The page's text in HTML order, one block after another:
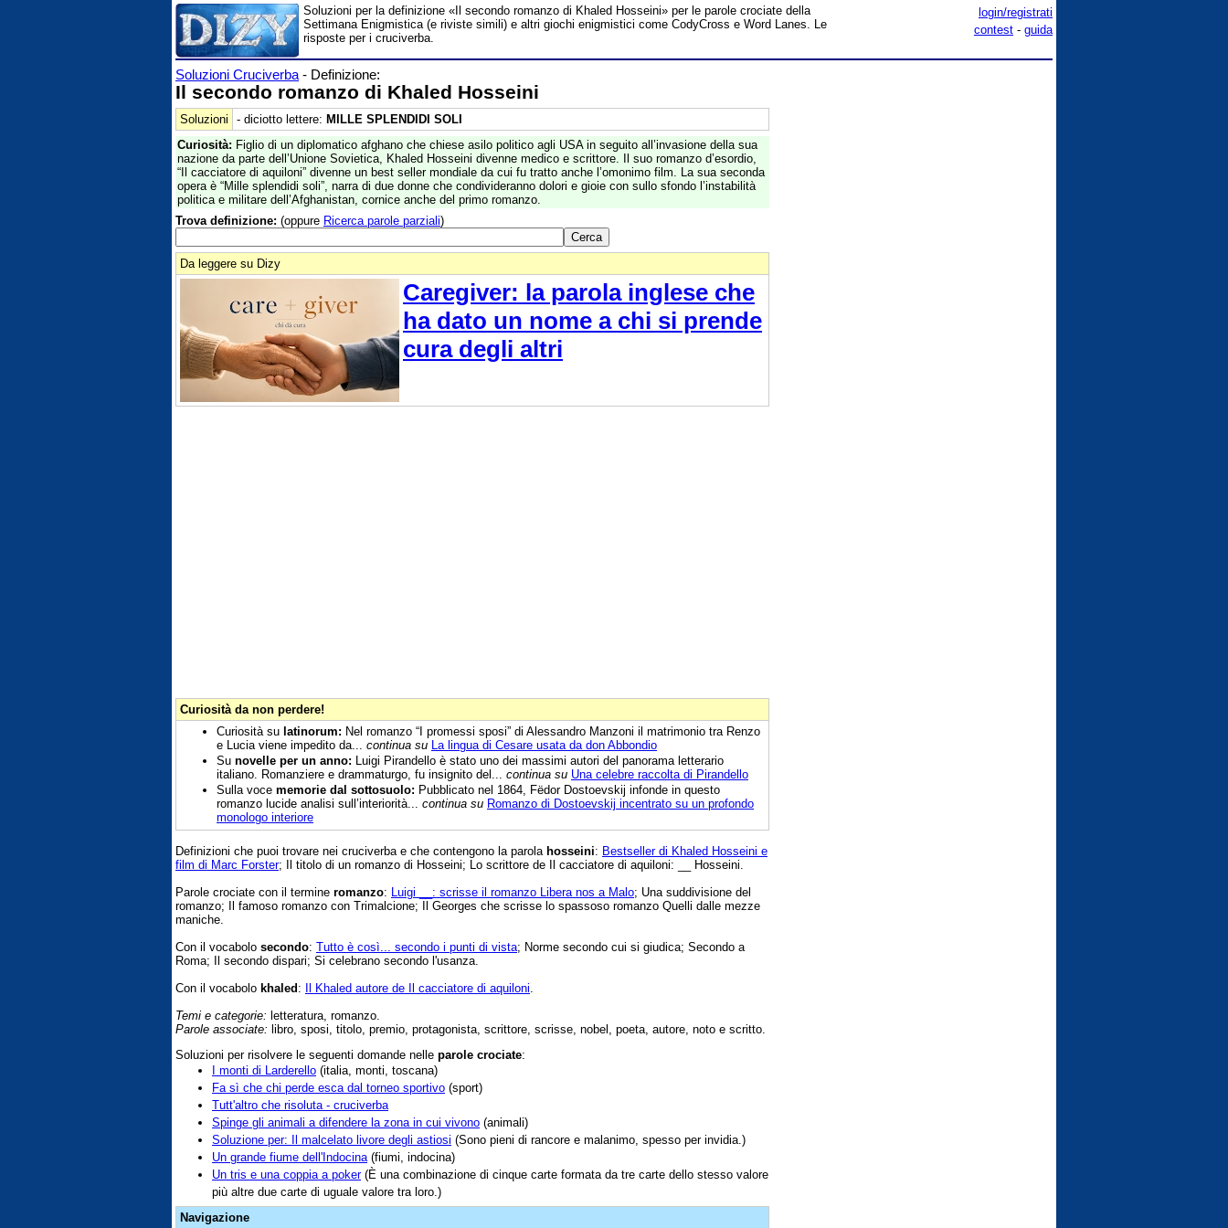
login/registrati
contest - guida
Soluzioni per la definizione «Il secondo romanzo di Khaled Hosseini» per le parole crociate della
Settimana Enigmistica (e riviste simili) e altri giochi enigmistici come CodyCross e Word Lanes. Le
risposte per i cruciverba.
Soluzioni Cruciverba - Definizione:
Il secondo romanzo di Khaled Hosseini
Soluzioni - diciotto lettere: MILLE SPLENDIDI SOLI
Curiosità: Figlio di un diplomatico afghano che chiese asilo politico agli USA in seguito all’invasione della sua
nazione da parte dell’Unione Sovietica, Khaled Hosseini divenne medico e scrittore. Il suo romanzo d’esordio,
“Il cacciatore di aquiloni” divenne un best seller mondiale da cui fu tratto anche l’omonimo film. La sua seconda
opera è “Mille splendidi soli”, narra di due donne che condivideranno dolori e gioie con sullo sfondo l’instabilità
politica e militare dell’Afghanistan, cornice anche del primo romanzo.
Trova definizione: (oppure Ricerca parole parziali)
Da leggere su Dizy
Caregiver: la parola inglese che
ha dato un nome a chi si prende
cura degli altri
Curiosità da non perdere!
Curiosità su latinorum: Nel romanzo “I promessi sposi” di Alessandro Manzoni il matrimonio tra Renzo
e Lucia viene impedito da... continua su La lingua di Cesare usata da don Abbondio
Su novelle per un anno: Luigi Pirandello è stato uno dei massimi autori del panorama letterario
italiano. Romanziere e drammaturgo, fu insignito del... continua su Una celebre raccolta di Pirandello
Sulla voce memorie dal sottosuolo: Pubblicato nel 1864, Fëdor Dostoevskij infonde in questo
romanzo lucide analisi sull’interiorità... continua su Romanzo di Dostoevskij incentrato su un profondo
monologo interiore
Definizioni che puoi trovare nei cruciverba e che contengono la parola hosseini: Bestseller di Khaled Hosseini e
film di Marc Forster; Il titolo di un romanzo di Hosseini; Lo scrittore de Il cacciatore di aquiloni: __ Hosseini.
Parole crociate con il termine romanzo: Luigi __: scrisse il romanzo Libera nos a Malo; Una suddivisione del
romanzo; Il famoso romanzo con Trimalcione; Il Georges che scrisse lo spassoso romanzo Quelli dalle mezze
maniche.
Con il vocabolo secondo: Tutto è così... secondo i punti di vista; Norme secondo cui si giudica; Secondo a
Roma; Il secondo dispari; Si celebrano secondo l'usanza.
Con il vocabolo khaled: Il Khaled autore de Il cacciatore di aquiloni
Temi e categorie: letteratura, romanzo.
Parole associate: libro, sposi, titolo, premio, protagonista, scrittore, scrisse, nobel, poeta, autore, noto e scritto.
Soluzioni per risolvere le seguenti domande nelle parole crociate:
I monti di Larderello (italia, monti, toscana)
Fa sì che chi perde esca dal torneo sportivo (sport)
Tutt'altro che risoluta - cruciverba
Spinge gli animali a difendere la zona in cui vivono (animali)
Soluzione per: Il malcelato livore degli astiosi (Sono pieni di rancore e malanimo, spesso per invidia.)
Un grande fiume dell'Indocina (fiumi, indocina)
Un tris e una coppia a poker(È una combinazione di cinque carte formata da tre carte dello stesso valore
più altre due carte di uguale valore tra loro.)
Navigazione